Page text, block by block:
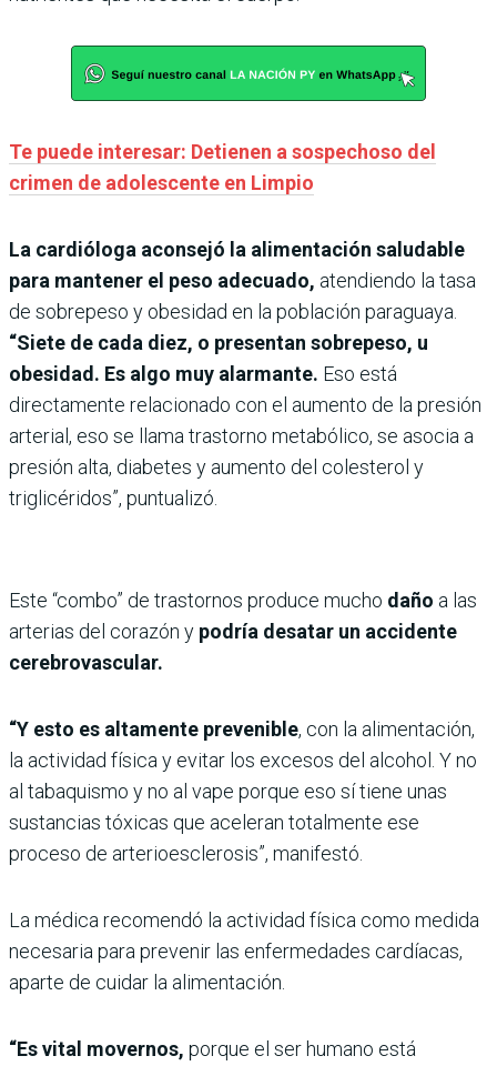
Te puede interesar: Detienen a sospechoso del
crimen de adolescente en Limpio
La cardióloga aconsejó la alimentación saludable
para mantener el peso adecuado, atendiendo la tasa
de sobrepeso y obesidad en la población paraguaya.
“Siete de cada diez, o presentan sobrepeso, u
obesidad. Es algo muy alarmante. Eso está
directamente relacionado con el aumento de la presión
arterial, eso se llama trastorno metabólico, se asocia a
presión alta, diabetes y aumento del colesterol y
triglicéridos”, puntualizó.
Este “combo” de trastornos produce mucho daño a las
arterias del corazón y podría desatar un accidente
cerebrovascular.
“Y esto es altamente prevenible, con la alimentación,
la actividad física y evitar los excesos del alcohol. Y no
al tabaquismo y no al vape porque eso sí tiene unas
sustancias tóxicas que aceleran totalmente ese
proceso de arterioesclerosis”, manifestó.
La médica recomendó la actividad física como medida
necesaria para prevenir las enfermedades cardíacas,
aparte de cuidar la alimentación.
“Es vital movernos, porque el ser humano está